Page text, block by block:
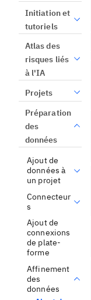
Initiation et
tutoriels
Atlas des
risques liés
à l'IA
Projets
Préparation
des
données
Ajout de
données à
un projet
Connecteur
s
Ajout de
connexions
de plate-
forme
Affinement
des
données